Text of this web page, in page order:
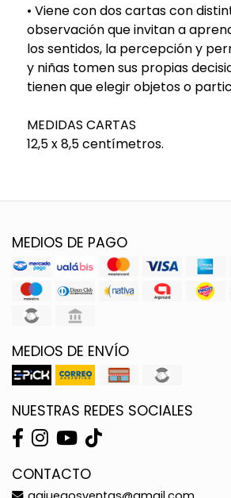
• Viene con dos cartas con
observación que invitan a
los sentidos, la percepción y
y niñas tomen sus propias
tienen que elegir objetos o
MEDIDAS CARTAS
12,5 x 8,5 centímetros.
MEDIOS DE PAGO
MEDIOS DE ENVÍO
NUESTRAS REDES SOCIALES
CONTACTO